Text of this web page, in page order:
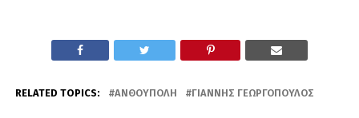
RELATED TOPICS: ΑΝΘΟΎΠΟΛΗ ΓΙΆΝΝΗΣ ΓΕΩΡΓΌΠΟΥΛΟΣ